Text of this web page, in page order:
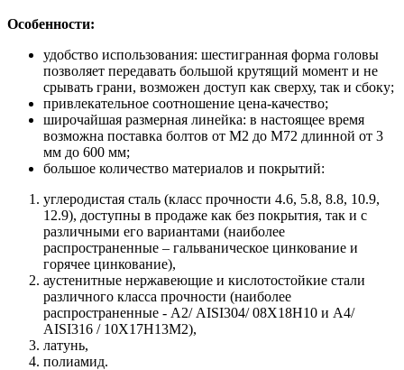
Особенности:
удобство использования: шестигранная форма головы
позволяет передавать большой крутящий момент и не
срывать грани, возможен доступ как сверху, так и сбоку;
привлекательное соотношение цена-качество;
широчайшая размерная линейка: в настоящее время
возможна поставка болтов от М2 до М72 длинной от 3
мм до 600 мм;
большое количество материалов и покрытий:
углеродистая сталь (класс прочности 4.6, 5.8, 8.8, 10.9,
12.9), доступны в продаже как без покрытия, так и с
различными его вариантами (наиболее
распространенные – гальваническое цинкование и
горячее цинкование),
аустенитные нержавеющие и кислотостойкие стали
различного класса прочности (наиболее
распространенные - А2/ AISI304/ 08Х18Н10 и A4/
AISI316 / 10Х17H13M2),
латунь,
полиамид.